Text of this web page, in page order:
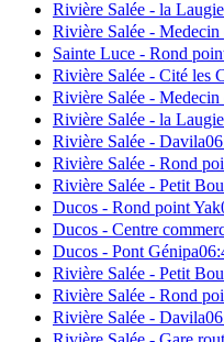
Rivière Salée - la
Rivière Salée - Medecin
Sainte Luce - Rond
Rivière Salée - Cité les
Rivière Salée - Medecin
Rivière Salée - la
Rivière Salée - Davila
Rivière Salée - Rond
Rivière Salée - Petit
Ducos - Rond point Yak
Ducos - Centre
Ducos - Pont Génipa
Rivière Salée - Petit
Rivière Salée - Rond
Rivière Salée - Davila